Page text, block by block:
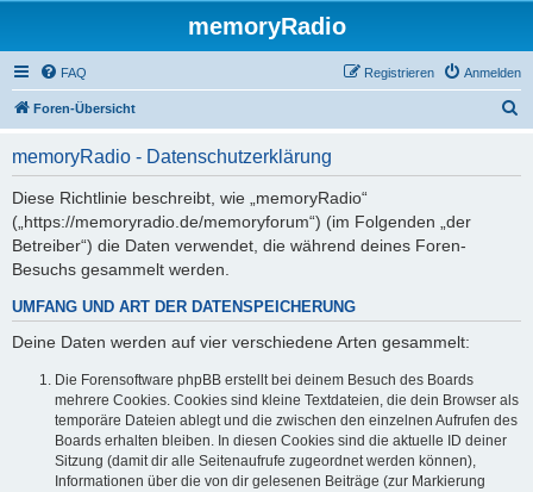
memoryRadio
FAQ Anmelden
Registrieren
Foren-Übersicht
memoryRadio - Datenschutzerklärung
Diese Richtlinie beschreibt, wie „memoryRadio“
(„https://memoryradio.de/memoryforum“) (im Folgenden „der
Betreiber“) die Daten verwendet, die während deines Foren-
Besuchs gesammelt werden.
UMFANG UND ART DER DATENSPEICHERUNG
Deine Daten werden auf vier verschiedene Arten gesammelt:
Die Forensoftware phpBB erstellt bei deinem Besuch des Boards
mehrere Cookies. Cookies sind kleine Textdateien, die dein Browser als
temporäre Dateien ablegt und die zwischen den einzelnen Aufrufen des
Boards erhalten bleiben. In diesen Cookies sind die aktuelle ID deiner
Sitzung (damit dir alle Seitenaufrufe zugeordnet werden können),
Informationen über die von dir gelesenen Beiträge (zur Markierung